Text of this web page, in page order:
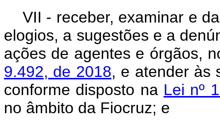
VII - receber, examinar e
elogios, a sugestões e a
ações de agentes e órgãos,
9.492, de 2018, e atender às
conforme disposto na Lei nº
no âmbito da Fiocruz; e